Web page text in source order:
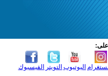
على:
الفيسبوك التويتر اليوتيوب